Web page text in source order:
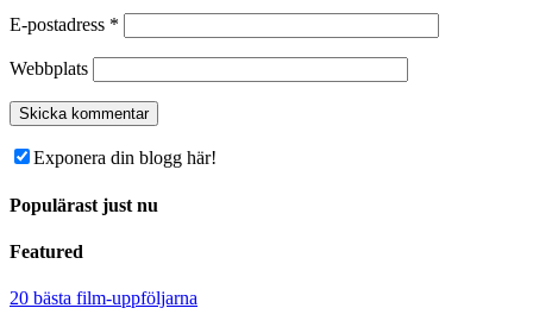
E-postadress *
Webbplats
Exponera din blogg här!
Populärast just nu
Featured
20 bästa film-uppföljarna